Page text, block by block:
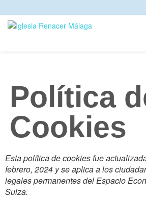
Política
Cookies
Esta política de cookies fue
febrero, 2024 y se aplica a los
legales permanentes del Espacio
Suiza.